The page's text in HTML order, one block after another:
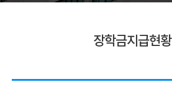
장학금지급현황